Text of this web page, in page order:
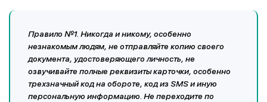
Правило №1. Никогда и никому, особенно
незнакомым людям, не отправляйте копию своего
документа, удостоверяющего личность, не
озвучивайте полные реквизиты карточки, особенно
трехзначный код на обороте, код из SMS и иную
персональную информацию. Не переходите по